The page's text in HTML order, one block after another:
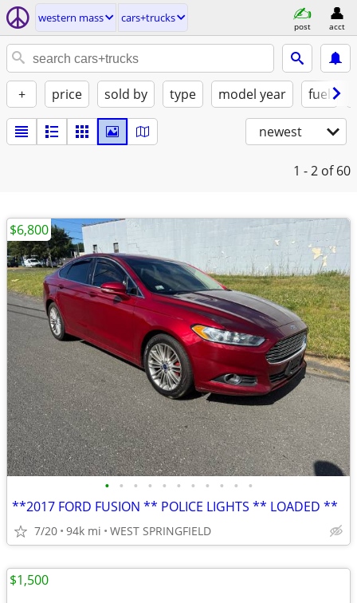
western mass cars+trucks
post acct
+ price sold by type model year fuel
newest
1 - 2 of 60
• • • • • • • • • • •
**2017 FORD FUSION ** POLICE LIGHTS ** LOADED **
7/20 94k mi WEST SPRINGFIELD
$6,800
$1,500